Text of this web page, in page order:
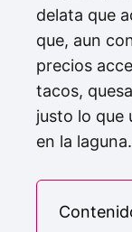
delata que
que, aun
precios
tacos,
justo lo que
en la laguna.